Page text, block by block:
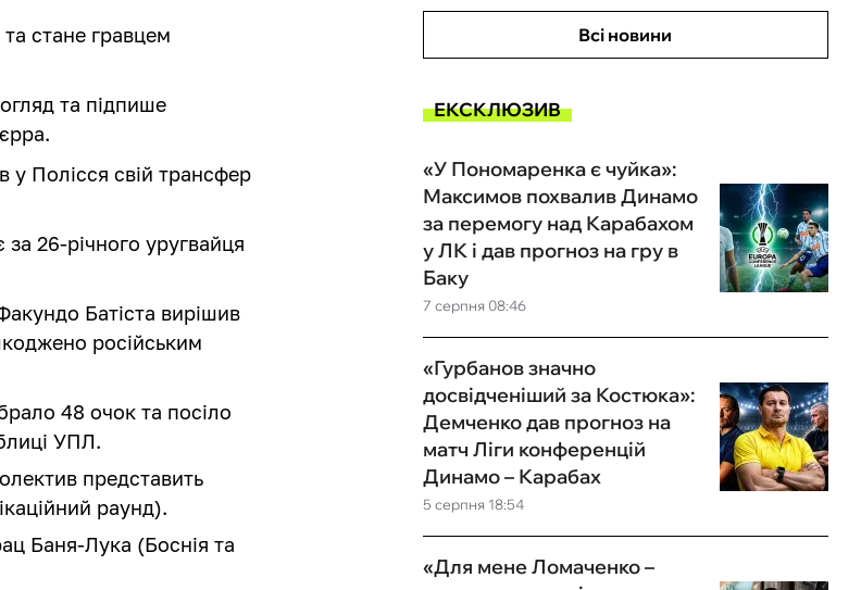
стане гравцем
та підпише
у Полісся свій трансфер
26-річного уругвайця
Батіста вирішив
російським
48 очок та посіло
УПЛ.
представить
раунд).
Баня-Лука (Боснія та
Всі новини
ЕКСКЛЮЗИВ
7 серпня 08:46
«У Пономаренка є чуйка»:
Максимов похвалив Динамо
за перемогу над Карабахом
у ЛК і дав прогноз на гру в
Баку
5 серпня 18:54
«Гурбанов значно
досвідченіший за Костюка»:
Демченко дав прогноз на
матч Ліги конференцій
Динамо – Карабах
«Для мене Ломаченко –